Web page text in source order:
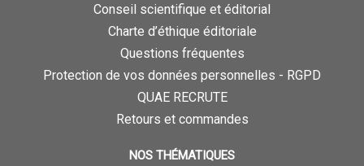
Conseil scientifique et éditorial
Charte d’éthique éditoriale
Questions fréquentes
Protection de vos données personnelles - RGPD
QUAE RECRUTE
Retours et commandes
NOS THÉMATIQUES